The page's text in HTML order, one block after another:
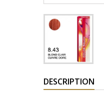
DESCRIPTION